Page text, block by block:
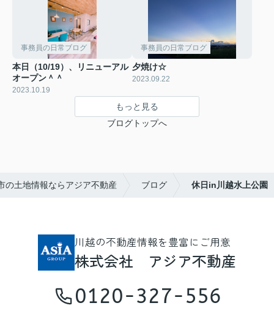
事務員の日常ブログ
本日（10/19）、リニューアル
オープン＾＾
2023.10.19
事務員の日常ブログ
夕焼け☆
2023.09.22
もっと見る
ブログトップへ
の土地情報ならアジア不動産 ブログ 休日in川越水上公園
川越の不動産情報を豊富にご用意
株式会社 アジア不動産
0120-327-556